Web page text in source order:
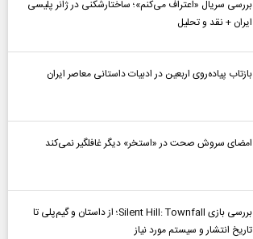
بررسی سریال «اعتراف می‌کنم»؛ ساختارشکنی در ژانر پلیسی
ایران + نقد و تحلیل
بازتاب پیاده‌روی اربعین در ادبیات داستانی معاصر ایران
امضای سروش صحت در «استخر» دیگر غافلگیر نمی‌کند
بررسی بازی Silent Hill: Townfall؛ از داستان و گیم‌پلی تا
تاریخ انتشار و سیستم مورد نیاز